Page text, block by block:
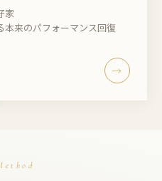
家
本来のパフォーマンス回復
→